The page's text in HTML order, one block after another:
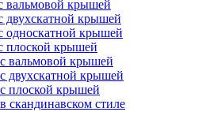
вальмовой крышей
двухскатной крышей
односкатной крышей
плоской крышей
вальмовой крышей
двухскатной крышей
плоской крышей
скандинавском стиле